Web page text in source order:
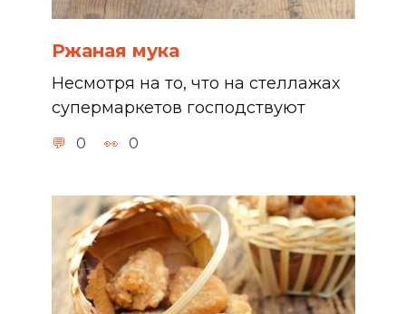
Ржаная мука
Несмотря на то, что на стеллажах
супермаркетов господствуют
0 0